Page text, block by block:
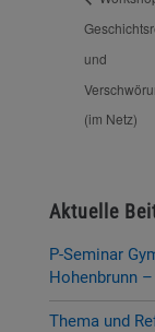
und
(im Netz)
Aktuelle
P-Seminar
Hohenbrunn
Thema und